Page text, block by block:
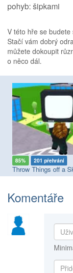
pohyb: šipkami
V této hře se
Stačí vám dobrý
můžete dokoupit
o něco dál.
85% 201 přehrání
Throw Things off a
Komentáře